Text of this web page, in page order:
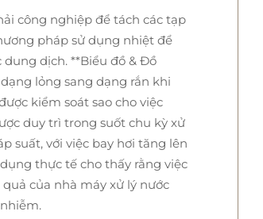
công nghiệp để tách các tạp
pháp sử dụng nhiệt để
dịch. **Biểu đồ & Đồ
lỏng sang dạng rắn khi
kiểm soát sao cho việc
duy trì trong suốt chu kỳ xử
suất, với việc bay hơi tăng lên
thực tế cho thấy rằng việc
của nhà máy xử lý nước